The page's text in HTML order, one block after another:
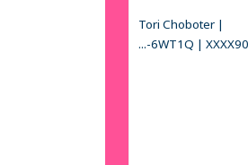
Tori Choboter |
...-6WT1Q |